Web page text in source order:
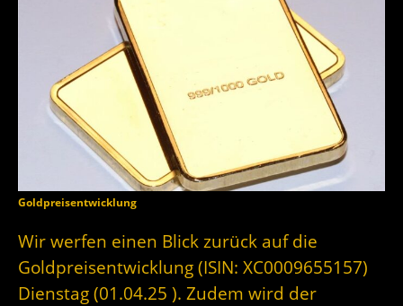
Goldpreisentwicklung
Wir werfen einen Blick zurück auf die
Goldpreisentwicklung (ISIN: XC0009655157)
Dienstag (01.04.25 ). Zudem wird der